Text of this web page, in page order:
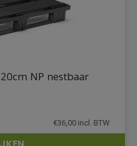
NP nestbaar
€36,00 incl. BTW